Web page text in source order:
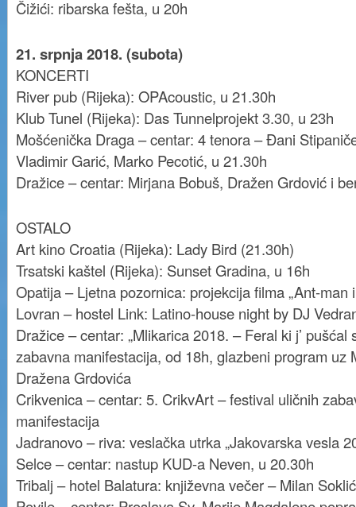
Čižići: ribarska fešta, u 20h
21. srpnja 2018. (subota)
KONCERTI
River pub (Rijeka): OPAcoustic, u 21.30h
Klub Tunel (Rijeka): Das Tunnelprojekt 3.30, u 23h
Mošćenička Draga – centar: 4 tenora – Đani
Vladimir Garić, Marko Pecotić, u 21.30h
Dražice – centar: Mirjana Bobuš, Dražen Grdović i
OSTALO
Art kino Croatia (Rijeka): Lady Bird (21.30h)
Trsatski kaštel (Rijeka): Sunset Gradina, u 16h
Opatija – Ljetna pozornica: projekcija filma „Ant-man
Lovran – hostel Link: Latino-house night by DJ
Dražice – centar: „Mlikarica 2018. – Feral ki j’ pušćal
zabavna manifestacija, od 18h, glazbeni program uz
Dražena Grdovića
Crikvenica – centar: 5. CrikvArt – festival uličnih
manifestacija
Jadranovo – riva: veslačka utrka „Jakovarska vesla
Selce – centar: nastup KUD-a Neven, u 20.30h
Tribalj – hotel Balatura: književna večer – Milan